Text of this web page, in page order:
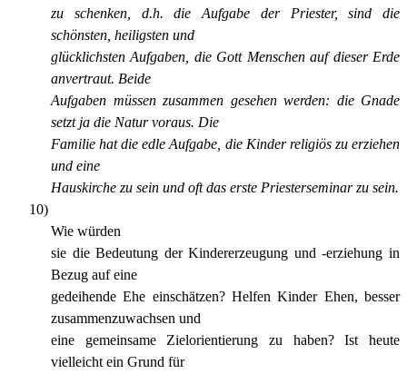
zu schenken, d.h. die Aufgabe der Priester, sind die
schönsten, heiligsten und
glücklichsten Aufgaben, die Gott Menschen auf dieser Erde
anvertraut. Beide
Aufgaben müssen zusammen gesehen werden: die Gnade
setzt ja die Natur voraus. Die
Familie hat die edle Aufgabe, die Kinder religiös zu erziehen
und eine
Hauskirche zu sein und oft das erste Priesterseminar zu sein.
10)
Wie würden
sie die Bedeutung der Kindererzeugung und -erziehung in
Bezug auf eine
gedeihende Ehe einschätzen? Helfen Kinder Ehen, besser
zusammenzuwachsen und
eine gemeinsame Zielorientierung zu haben? Ist heute
vielleicht ein Grund für